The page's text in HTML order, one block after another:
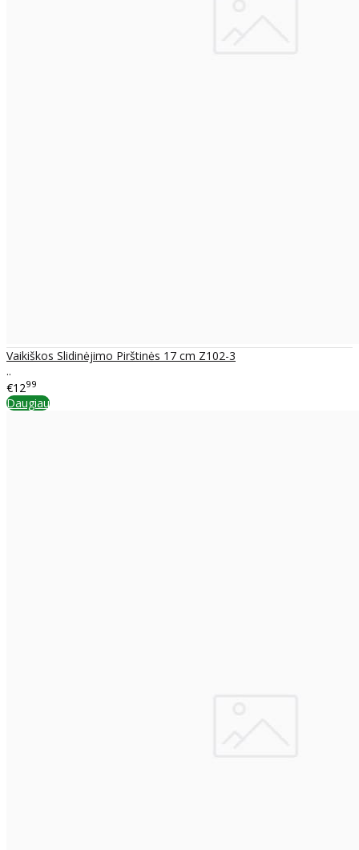
Vaikiškos Slidinėjimo Pirštinės 17 cm Z102-3
..
€1299
Daugiau